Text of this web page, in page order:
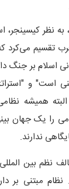
به نظر کیسینجر،
تقسیم می‌کرد
اسلام بر جنگ
است" و
همیشه
را یک جهان
ندارند.
نظم بین
مبتنی بر